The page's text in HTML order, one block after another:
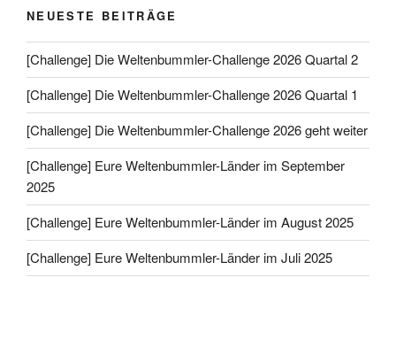
NEUESTE BEITRÄGE
[Challenge] Die Weltenbummler-Challenge 2026 Quartal 2
[Challenge] Die Weltenbummler-Challenge 2026 Quartal 1
[Challenge] Die Weltenbummler-Challenge 2026 geht weiter
[Challenge] Eure Weltenbummler-Länder im September
2025
[Challenge] Eure Weltenbummler-Länder im August 2025
[Challenge] Eure Weltenbummler-Länder im Juli 2025